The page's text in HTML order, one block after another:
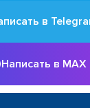
в
Написать в MAX